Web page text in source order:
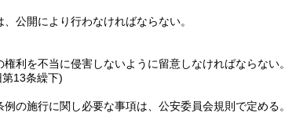
公開により行わなければならない。
利を不当に侵害しないように留意しなければならない。
13条繰下)
の施行に関し必要な事項は、公安委員会規則で定める。